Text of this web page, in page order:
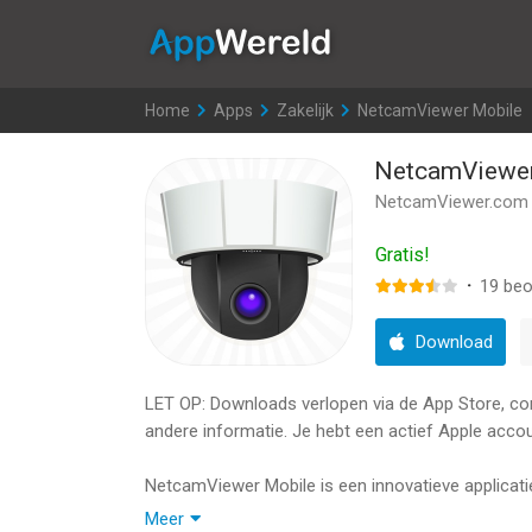
Home >
Apps >
Zakelijk >
NetcamViewer Mobile
NetcamViewer.com
Gratis!
· 19
Download
LET OP: Downloads verlopen via de App Store,
andere informatie. Je hebt een actief Apple
NetcamViewer Mobile is een innovatieve
kleine aantallen camera's. NetcamViewer Mobile
Meer